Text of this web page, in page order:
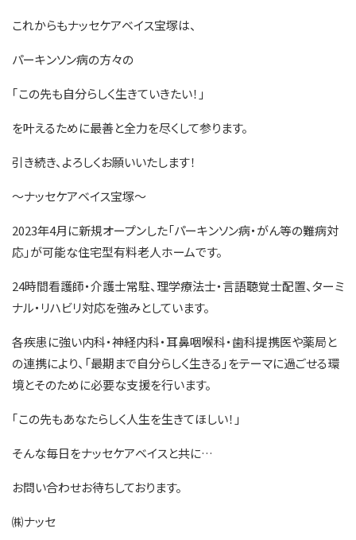
これからもナッセケアベイス宝塚は、
パーキンソン病の方々の
｢この先も自分らしく生きていきたい！｣
を叶えるために最善と全力を尽くして参ります。
引き続き、よろしくお願いいたします！
～ナッセケアベイス宝塚～
2023年4月に新規オープンした「パーキンソン病・がん等の難病対
応」が可能な住宅型有料老人ホームです。
24時間看護師・介護士常駐、理学療法士・言語聴覚士配置、ターミ
ナル・リハビリ対応を強みとしています。
各疾患に強い内科・神経内科・耳鼻咽喉科・歯科提携医や薬局と
の連携により、「最期まで自分らしく生きる」をテーマに過ごせる環
境とそのために必要な支援を行います。
｢この先もあなたらしく人生を生きてほしい！｣
そんな毎日をナッセケアベイスと共に…
お問い合わせお待ちしております。
㈱ナッセ